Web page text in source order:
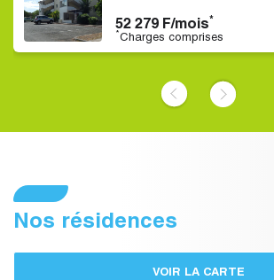
52 279 F/mois*
*Charges comprises
‹ ›
Nos résidences
VOIR LA CARTE